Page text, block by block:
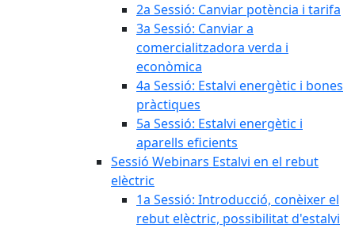
2a Sessió: Canviar potència i tarifa
3a Sessió: Canviar a
comercialitzadora verda i
econòmica
4a Sessió: Estalvi energètic i bones
pràctiques
5a Sessió: Estalvi energètic i
aparells eficients
Sessió Webinars Estalvi en el rebut
elèctric
1a Sessió: Introducció, conèixer el
rebut elèctric, possibilitat d'estalvi